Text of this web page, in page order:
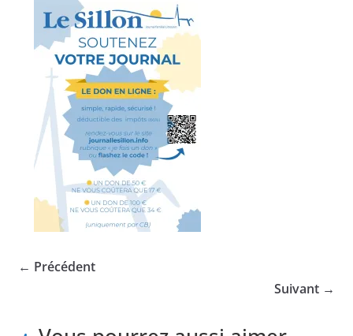
← Précédent
Suivant →